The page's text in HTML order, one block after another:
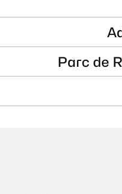
Parc de